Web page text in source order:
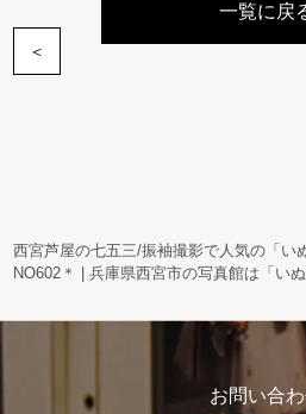
＜
一覧に戻
西宮芦屋の七五三/振袖撮影で人気の「い
NO602＊ | 兵庫県西宮市の写真館は「いぬ
お問い合